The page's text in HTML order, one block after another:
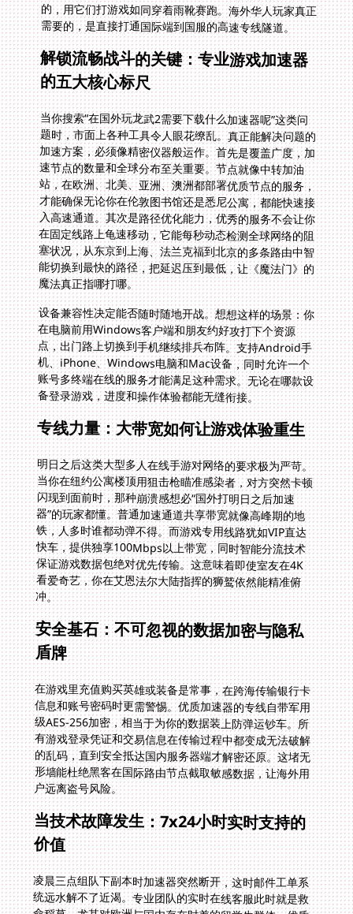
需要的，是直接打通国际端到国服的高速专线隧道。
解锁流畅战斗的关键：专业游戏加速器
的五大核心标尺
当你搜索“在国外玩龙武2需要下载什么加速器呢”这类问
题时，市面上各种工具令人眼花缭乱。真正能解决问题的
加速方案，必须像精密仪器般运作。首先是覆盖广度，加
速节点的数量和全球分布至关重要。节点就像中转加油
站，在欧洲、北美、亚洲、澳洲都部署优质节点的服务，
才能确保无论你在伦敦图书馆还是悉尼公寓，都能快速接
入高速通道。其次是路径优化能力，优秀的服务不会让你
在固定线路上龟速移动，它能每秒动态检测全球网络的阻
塞状况，从东京到上海、法兰克福到北京的多条路由中智
能切换到最快的路径，把延迟压到最低，让《魔法门》的
魔法真正指哪打哪。
设备兼容性决定能否随时随地开战。想想这样的场景：你
在电脑前用Windows客户端和朋友约好攻打下个资源
点，出门路上切换到手机继续排兵布阵。支持Android手
机、iPhone、Windows电脑和Mac设备，同时允许一个
账号多终端在线的服务才能满足这种需求。无论在哪款设
备登录游戏，进度和操作体验都能无缝衔接。
专线力量：大带宽如何让游戏体验重生
明日之后这类大型多人在线手游对网络的要求极为严苛。
当你在纽约公寓楼顶用狙击枪瞄准感染者，对方突然卡顿
闪现到面前时，那种崩溃感想必“国外打明日之后加速
器”的玩家都懂。普通加速通道共享带宽就像高峰期的地
铁，人多时谁都动弹不得。而游戏专用线路犹如VIP直达
快车，提供独享100Mbps以上带宽，同时智能分流技术
保证游戏数据包绝对优先传输。这意味着即使室友在4K
看爱奇艺，你在艾恩法尔大陆指挥的狮鹫依然能精准俯
冲。
安全基石：不可忽视的数据加密与隐私
盾牌
在游戏里充值购买英雄或装备是常事，在跨海传输银行卡
信息和账号密码时更需警惕。优质加速器的专线自带军用
级AES-256加密，相当于为你的数据装上防弹运钞车。所
有游戏登录凭证和交易信息在传输过程中都变成无法破解
的乱码，直到安全抵达国内服务器端才解密还原。这堵无
形墙能杜绝黑客在国际路由节点截取敏感数据，让海外用
户远离盗号风险。
当技术故障发生：7x24小时实时支持的
价值
凌晨三点组队下副本时加速器突然断开，这时邮件工单系
统远水解不了近渴。专业团队的实时在线客服此时就是救
命稻草，尤其对欧洲与国内存在时差的留学生群体。优质
售后意味着技术工程师三分钟内定位问题——可能只是某
条新加坡线路异常，随即手动为你切换到洛杉矶的备用线
路。这种响应速度对通宵开荒副本的职业玩家而言，往往